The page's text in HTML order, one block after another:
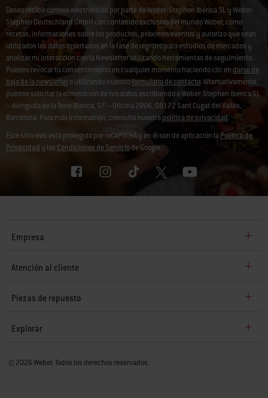
Deseo recibir correos electrónicos por parte de Weber-Stephen Ibérica SL y Weber-
Stephen Deutschland GmbH con contenido exclusivo del mundo Weber, como
recetas, informaciones sobre los productos, próximos eventos y autorizo que sean
utilizados los datos insertados en la fase de registro para estudios de mercados y
analizar mi interacción con la Newsletter utilizando herramientas de seguimiento.
Puedes revocar tu consentimiento en cualquier momento haciendo clic en darse de
baja de la newslettero utilizando nuestroformulario de contacto. Alternativamente,
puedes solicitar la eliminación de tus datos escribiendo a Weber-Stephen Ibérica SL
– Avinguda de la Torre Blanca, 57 – Oficina 2B06, 08172 Sant Cugat del Vallès,
Barcelona. Para más información, consulta nuestra política de privacidad.
Este sitio web está protegido por reCAPTCHA y en él son de aplicación laPolítica de
Privacidad y las Condiciones de Serviciode Google.
Empresa
Atención al cliente
Piezas de repuesto
Explorar
© 2026 Weber. Todos los derechos reservados.